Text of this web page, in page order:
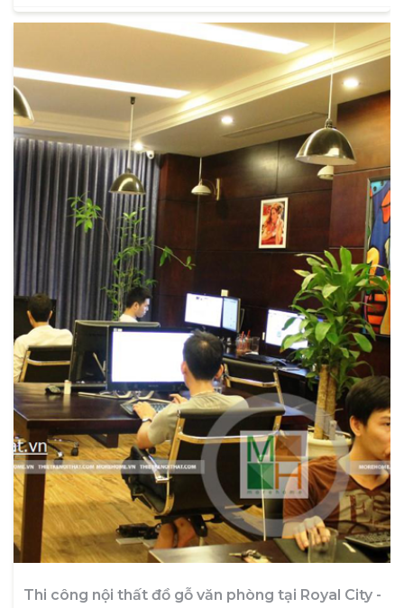
Thi công nội thất đồ gỗ văn phòng tại Royal City -